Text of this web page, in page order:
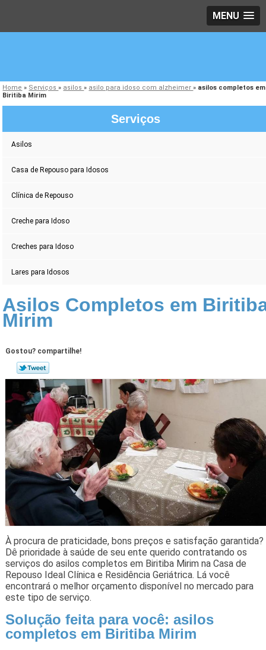
MENU
Home » Serviços» asilos» asilo para idoso com alzheimer» asilos completos em
Biritiba Mirim
Serviços
Asilos
Casa de Repouso para Idosos
Clínica de Repouso
Creche para Idoso
Creches para Idoso
Lares para Idosos
Asilos Completos em
Mirim
Gostou? compartilhe!
À procura de praticidade, bons preços e satisfação garantida?
Dê prioridade à saúde de seu ente querido contratando os
serviços do asilos completos em Biritiba Mirim na Casa de
Repouso Ideal Clínica e Residência Geriátrica. Lá você
encontrará o melhor orçamento disponível no mercado para
este tipo de serviço.
Solução feita para você: asilos
completos em Biritiba Mirim